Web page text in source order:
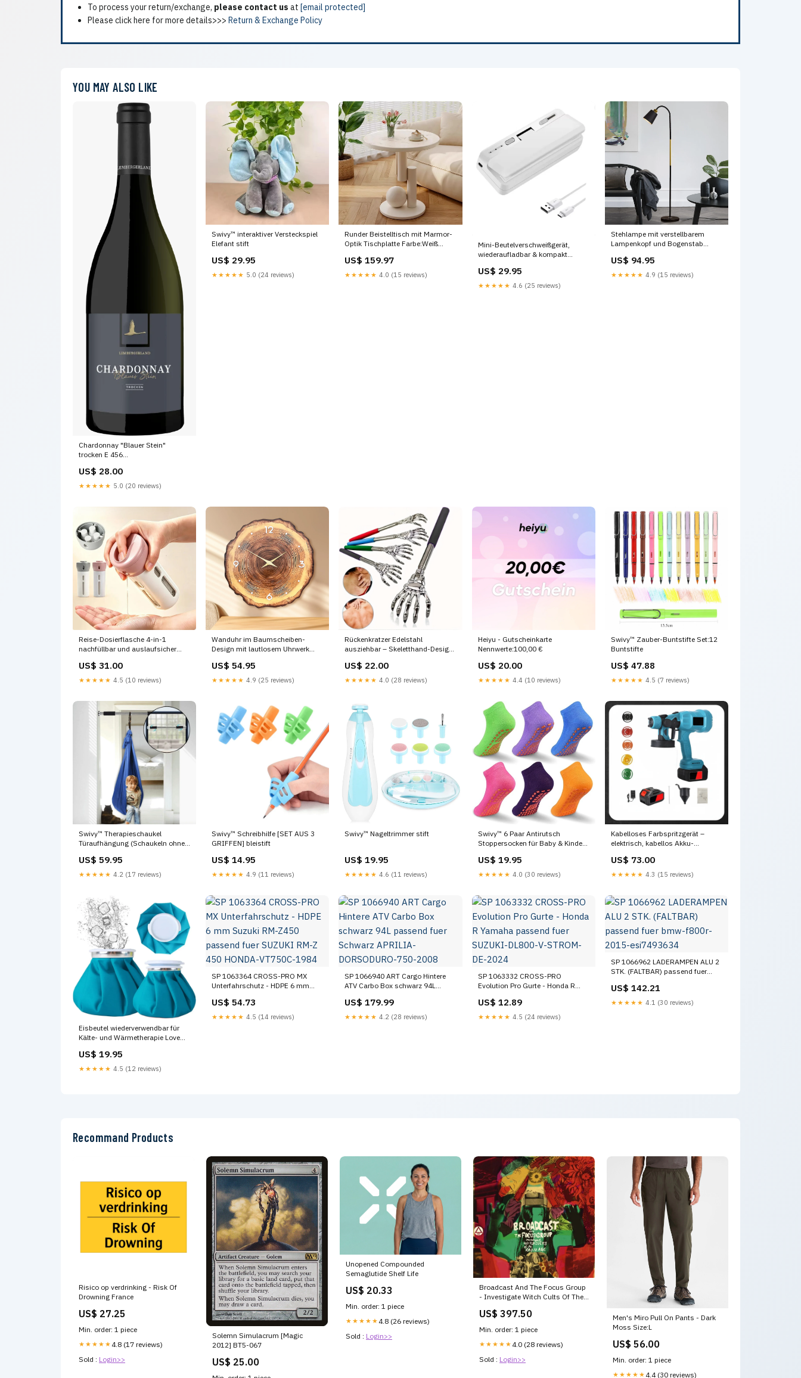
To process your return/exchange, please contact us at [email protected]
Please click here for more details>>> Return & Exchange Policy
YOU MAY ALSO LIKE
Chardonnay "Blauer Stein"
trocken E 456
US$ 28.00
★★★★★ 5.0 (20 reviews)
Swivy™ interaktiver Versteckspiel
Elefant stift
US$ 29.95
★★★★★ 5.0 (24 reviews)
Runder Beistelltisch mit Marmor-
Optik Tischplatte Farbe:Weiß
US$ 159.97
★★★★★ 4.0 (15 reviews)
Mini-Beutelverschweißgerät,
wiederaufladbar & kompakt
US$ 29.95
★★★★★ 4.6 (25 reviews)
Stehlampe mit verstellbarem
Lampenkopf und Bogenstab
US$ 94.95
★★★★★ 4.9 (15 reviews)
Reise-Dosierflasche 4-in-1
nachfüllbar und auslaufsicher
US$ 31.00
★★★★★ 4.5 (10 reviews)
Wanduhr im Baumscheiben-
Design mit lautlosem Uhrwerk
US$ 54.95
★★★★★ 4.9 (25 reviews)
Rückenkratzer Edelstahl
ausziehbar – Skeletthand-Design
US$ 22.00
★★★★★ 4.0 (28 reviews)
Heiyu - Gutscheinkarte
Nennwerte:100,00 €
US$ 20.00
★★★★★ 4.4 (10 reviews)
Swivy™ Zauber-Buntstifte Set:12
Buntstifte
US$ 47.88
★★★★★ 4.5 (7 reviews)
Swivy™ Therapieschaukel
Türaufhängung (Schaukeln ohne
US$ 59.95
★★★★★ 4.2 (17 reviews)
Swivy™ Schreibhilfe [SET AUS 3
GRIFFEN] bleistift
US$ 14.95
★★★★★ 4.9 (11 reviews)
Swivy™ Nageltrimmer stift
US$ 19.95
★★★★★ 4.6 (11 reviews)
Swivy™ 6 Paar Antirutsch
Stoppersocken für Baby & Kinder
US$ 19.95
★★★★★ 4.0 (30 reviews)
Kabelloses Farbspritzgerät –
elektrisch, kabellos Akku-
US$ 73.00
★★★★★ 4.3 (15 reviews)
Eisbeutel wiederverwendbar für
Kälte- und Wärmetherapie Love
US$ 19.95
★★★★★ 4.5 (12 reviews)
SP 1063364 CROSS-PRO MX
Unterfahrschutz - HDPE 6 mm
SUZUKI RM-Z 450 HONDA-
VT750C-1984
US$ 54.73
★★★★★ 4.5 (14 reviews)
SP 1066940 ART Cargo Hintere
ATV Carbo Box schwarz 94L
DORSODURO-750-2008
US$ 179.99
★★★★★ 4.2 (28 reviews)
SP 1063332 CROSS-PRO
Evolution Pro Gurte - Honda R
DL800-V-STROM-DE-2024
US$ 12.89
★★★★★ 4.5 (24 reviews)
SP 1066962 LADERAMPEN ALU 2
STK. (FALTBAR) passend fuer
US$ 142.21
★★★★★ 4.1 (30 reviews)
Recommand Products
Risico op verdrinking - Risk Of
Drowning France
US$ 27.25
Min. order: 1 piece
★★★★★ 4.8 (17 reviews)
Sold : Login>>
Solemn Simulacrum [Magic
2012] BT5-067
US$ 25.00
Unopened Compounded
Semaglutide Shelf Life
US$ 20.33
Min. order: 1 piece
★★★★★ 4.8 (26 reviews)
Sold : Login>>
Broadcast And The Focus Group
- Investigate Witch Cults Of The
US$ 397.50
Min. order: 1 piece
★★★★★ 4.0 (28 reviews)
Sold : Login>>
Men's Miro Pull On Pants - Dark
Moss Size:L
US$ 56.00
Min. order: 1 piece
★★★★★ 4.4 (30 reviews)